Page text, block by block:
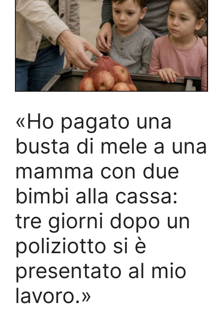
«Ho pagato una
busta di mele a una
mamma con due
bimbi alla cassa:
tre giorni dopo un
poliziotto si è
presentato al mio
lavoro.»